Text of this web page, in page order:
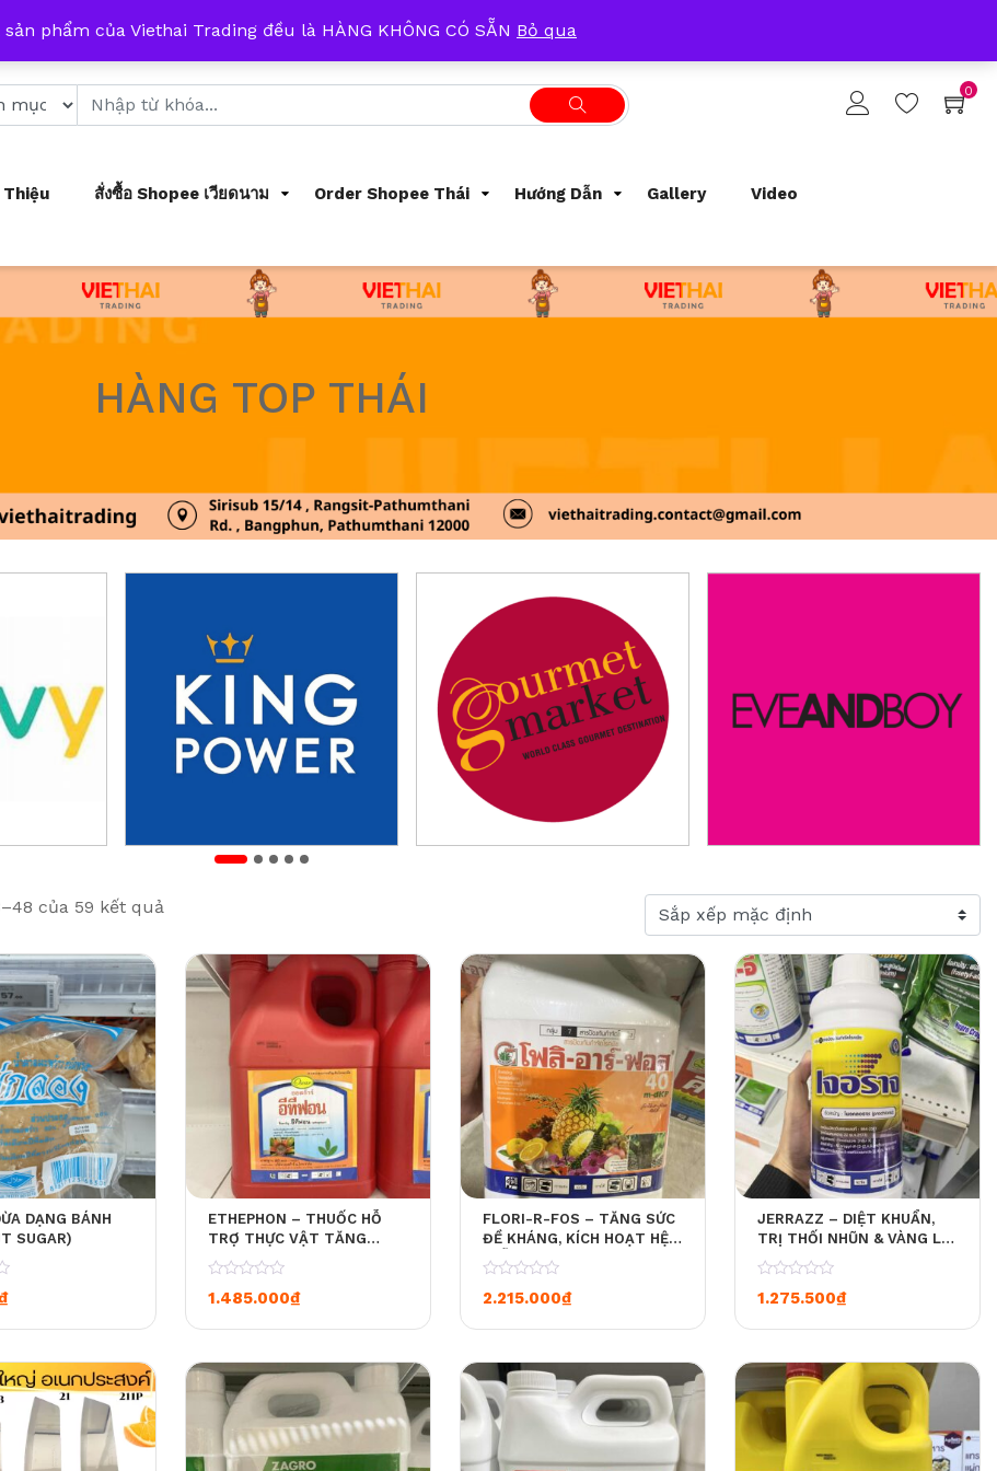
từ 8h đến 17h mỗi ngày
0
Thiệu สั่งซื้อ Shopee เวียดนาม Order Shopee Thái Hướng Dẫn Gallery Video
HÀNG TOP THÁI
của 59 kết quả
DẠNG BÁNH
SUGAR)
ETHEPHON – THUỐC HỖ
TRỢ THỰC VẬT TĂNG
TRƯỞNG – CAN NHỰA 4L
[4 CAN / 1 THÙNG]
1.485.000₫
FLORI-R-FOS – TĂNG SỨC
ĐỀ KHÁNG, KÍCH HOẠT HỆ
MIỄN DỊCH CHO CÂY – CAN
NHỰA 5L [4 CAN / 1
THÙNG]
2.215.000₫
JERRAZZ – DIỆT KHUẨN,
TRỊ THỐI NHŨN & VÀNG LÁ
HIỆU QUẢ – CHAI NHỰA 1L
[12 CHAI / 1 THÙNG]
1.275.500₫
phẩm của Viethai Trading đều là HÀNG KHÔNG CÓ SẴN Bỏ qua